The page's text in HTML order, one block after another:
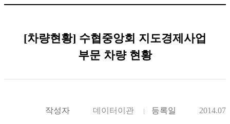
[차량현황] 수협중앙회 지도경제사업
부문 차량 현황
작성자 데이터이관 등록일